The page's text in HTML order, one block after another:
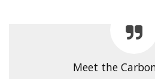
Meet the